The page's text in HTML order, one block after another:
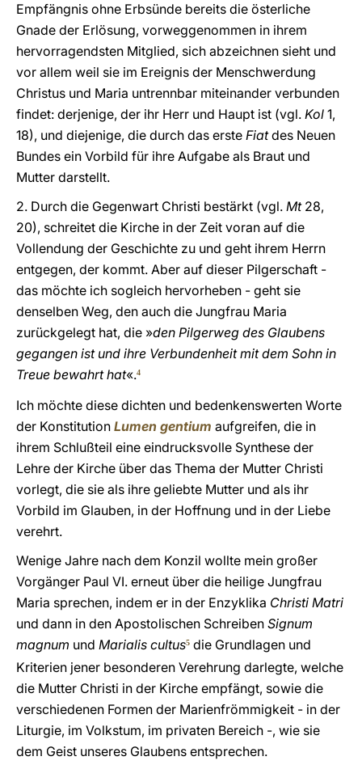
Empfängnis ohne Erbsünde bereits die österliche
Gnade der Erlösung, vorweggenommen in ihrem
hervorragendsten Mitglied, sich abzeichnen sieht und
vor allem weil sie im Ereignis der Menschwerdung
Christus und Maria untrennbar miteinander verbunden
findet: derjenige, der ihr Herr und Haupt ist (vgl. Kol 1,
18), und diejenige, die durch das erste Fiatdes Neuen
Bundes ein Vorbild für ihre Aufgabe als Braut und
Mutter darstellt.
2. Durch die Gegenwart Christi bestärkt (vgl. Mt28,
20), schreitet die Kirche in der Zeit voran auf die
Vollendung der Geschichte zu und geht ihrem Herrn
entgegen, der kommt. Aber auf dieser Pilgerschaft -
das möchte ich sogleich hervorheben - geht sie
denselben Weg, den auch die Jungfrau Maria
zurückgelegt hat, die »den Pilgerweg des Glaubens
gegangen ist und ihre Verbundenheit mit dem Sohn in
Treue bewahrt hat«.4
Ich möchte diese dichten und bedenkenswerten Worte
der Konstitution Lumen gentium aufgreifen, die in
ihrem Schlußteil eine eindrucksvolle Synthese der
Lehre der Kirche über das Thema der Mutter Christi
vorlegt, die sie als ihre geliebte Mutter und als ihr
Vorbild im Glauben, in der Hoffnung und in der Liebe
verehrt.
Wenige Jahre nach dem Konzil wollte mein großer
Vorgänger Paul VI. erneut über die heilige Jungfrau
Maria sprechen, indem er in der Enzyklika Christi Matri
und dann in den Apostolischen Schreiben Signum
magnum und Marialis cultus5 die Grundlagen und
Kriterien jener besonderen Verehrung darlegte, welche
die Mutter Christi in der Kirche empfängt, sowie die
verschiedenen Formen der Marienfrömmigkeit - in der
Liturgie, im Volkstum, im privaten Bereich -, wie sie
dem Geist unseres Glaubens entsprechen.